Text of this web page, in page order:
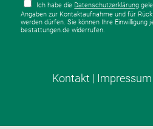
Ich habe die Datenschutzerklärung
Angaben zur Kontaktaufnahme und für Rückfragen dauerhaft gespeichert
werden dürfen. Sie können Ihre Einwilligung jederzeit per E-Mail an info@raue-
bestattungen.de widerrufen.
Kontakt Impressum